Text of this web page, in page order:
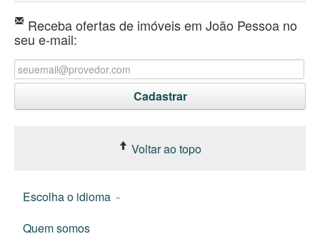
Receba ofertas de imóveis em João Pessoa no
seu e-mail:
Voltar ao topo
Escolha o idioma
Quem somos